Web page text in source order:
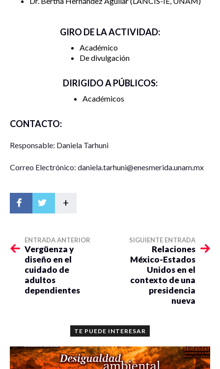
GIRO DE LA ACTIVIDAD:
Académico
De divulgación
DIRIGIDO A PÚBLICOS:
Académicos
CONTACTO:
Responsable: Daniela Tarhuni
Correo Electrónico: daniela.tarhuni@enesmerida.unam.mx
+
ENTRADA ANTERIOR
Vergüenza y
diseño en el
cuidado de
adultos
dependientes
SIGUIENTE ENTRADA
Relaciones
México-Estados
Unidos en el
contexto de una
presidencia
nueva
TE PUEDE INTERESAR